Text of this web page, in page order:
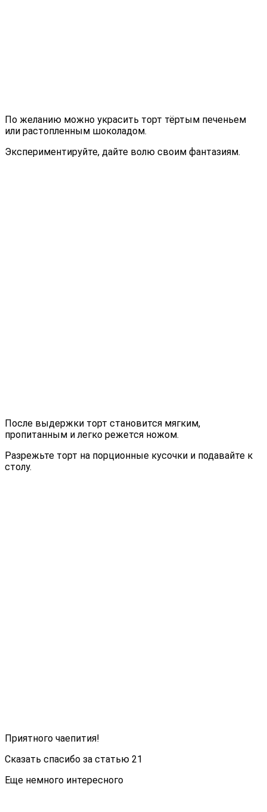
По желанию можно украсить торт тёртым печеньем
или растопленным шоколадом.
Экспериментируйте, дайте волю своим фантазиям.
После выдержки торт становится мягким,
пропитанным и легко режется ножом.
Разрежьте торт на порционные кусочки и подавайте к
столу.
Приятного чаепития!
Сказать спасибо за статью 21
Еще немного интересного